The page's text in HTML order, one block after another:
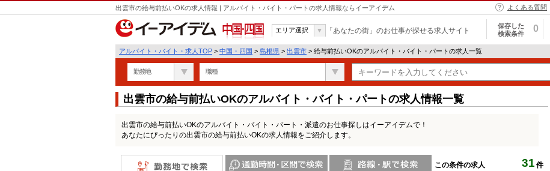
出雲市の給与前払いOKの求人情報 | アルバイト・バイト・パートの求人情報ならイーアイデム よくある質問
中国・四国
エリア選択 「あなたの街」のお仕事が探せる求人サイト
保存した
検索条件
0
アルバイト・バイト・求人TOP > 中国・四国 > 島根県 > 出雲市 > 給与前払いOKのアルバイト・バイト・パートの求人一覧
勤務地 職種
出雲市の給与前払いOKのアルバイト・バイト・パートの求人情報一覧
出雲市の給与前払いOKのアルバイト・バイト・パート・派遣のお仕事探しはイーアイデムで！
あなたにぴったりの出雲市の給与前払いOKの求人情報をご紹介します。
この条件の求人 31 件